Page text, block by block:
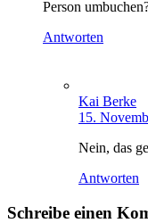
Person
Antworten
Kai Berke
15.
Nein, das
Antworten
Schreibe einen